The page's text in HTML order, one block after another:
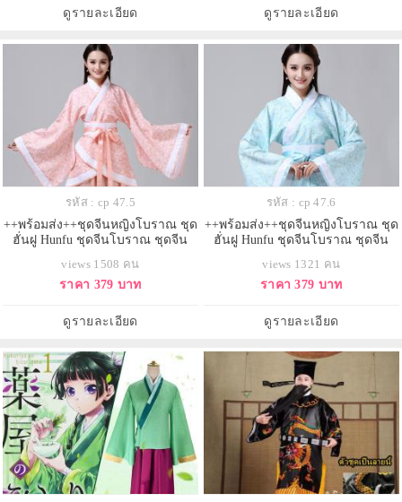
ดูรายละเอียด ดูรายละเอียด
รหัส : cp 47.5
++พร้อมส่ง++ชุดจีนหญิงโบราณ ชุด
ฮั่นฝู Hunfu ชุดจีนโบราณ ชุดจีน
views 1508 คน
ราคา 379 บาท
ดูรายละเอียด
รหัส : cp 47.6
++พร้อมส่ง++ชุดจีนหญิงโบราณ ชุด
ฮั่นฝู Hunfu ชุดจีนโบราณ ชุดจีน
views 1321 คน
ราคา 379 บาท
ดูรายละเอียด